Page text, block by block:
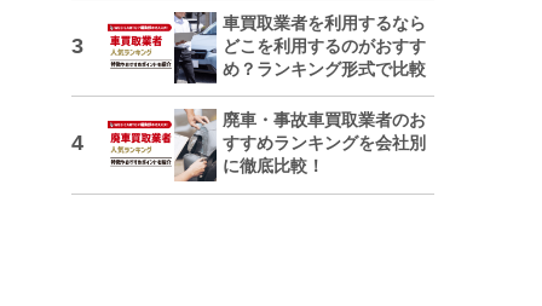
車買取業者を利用するなら
どこを利用するのがおすす
め？ランキング形式で比較
廃車・事故車買取業者のお
すすめランキングを会社別
に徹底比較！